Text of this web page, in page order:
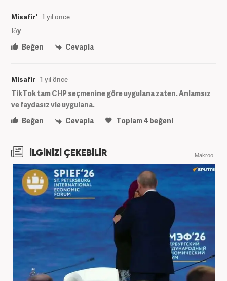
Misafir' 1 yıl önce
Iôy
Beğen
Cevapla
Misafir 1 yıl önce
TikTok tam CHP seçmenine göre uygulana zaten. Anlamsız
ve faydasız vle uygulana.
Beğen
Cevapla Toplam4 beğeni
İLGİNİZİ ÇEKEBİLİR Makroo